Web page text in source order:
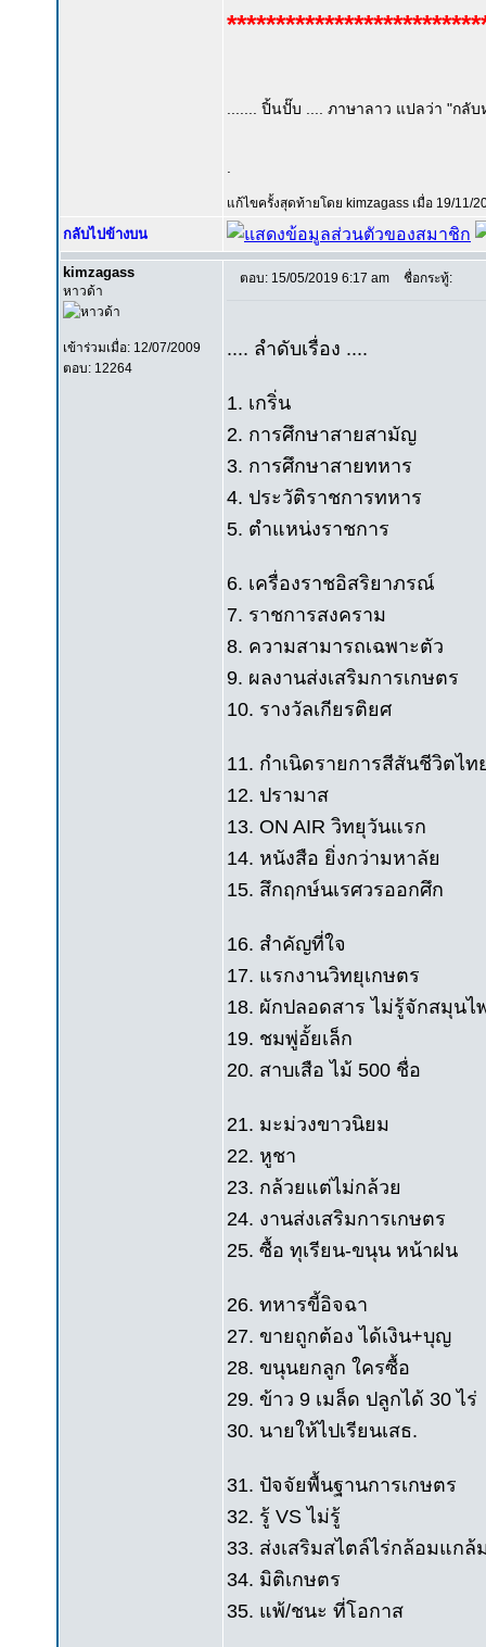
....... ปิ้นปั๊บ .... ภาษาลาว แปลว่า "กลั
แก้ไขครั้งสุดท้ายโดย kimzagass เมื่อ 19/11/
กลับไปข้างบน
kimzagass
หาวด้า
เข้าร่วมเมื่อ: 12/07/2009
ตอบ: 12264
ตอบ: 15/05/2019 6:17 am ชื่อกระทู้:
.... ลำดับเรื่อง ....
1. เกริ่น
2. การศึกษาสายสามัญ
3. การศึกษาสายทหาร
4. ประวัติราชการทหาร
5. ตำแหน่งราชการ
6. เครื่องราชอิสริยาภรณ์
7. ราชการสงคราม
8. ความสามารถเฉพาะตัว
9. ผลงานส่งเสริมการเกษตร
10. รางวัลเกียรติยศ
11. กำเนิดรายการสีสันชีวิตไท
12. ปรามาส
13. ON AIR วิทยุวันแรก
14. หนังสือ ยิ่งกว่ามหาลัย
15. สึกฤกษ์นเรศวรออกศึก
16. สำคัญที่ใจ
17. แรกงานวิทยุเกษตร
18. ผักปลอดสาร ไม่รู้จักสมุนไ
19. ชมพู่อั้ยเล็ก
20. สาบเสือ ไม้ 500 ชื่อ
21. มะม่วงขาวนิยม
22. หูชา
23. กล้วยแต่ไม่กล้วย
24. งานส่งเสริมการเกษตร
25. ซื้อ ทุเรียน-ขนุน หน้าฝน
26. ทหารขี้อิจฉา
27. ขายถูกต้อง ได้เงิน+บุญ
28. ขนุนยกลูก ใครซื้อ
29. ข้าว 9 เมล็ด ปลูกได้ 30 ไร่
30. นายให้ไปเรียนเสธ.
31. ปัจจัยพื้นฐานการเกษตร
32. รู้ VS ไม่รู้
33. ส่งเสริมสไตล์ไร่กล้อมแกล้
34. มิติเกษตร
35. แพ้/ชนะ ที่โอกาส